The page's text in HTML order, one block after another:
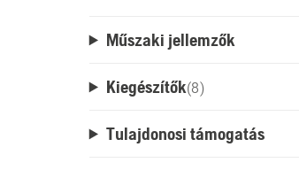
Műszaki jellemzők
Kiegészítők(8)
Tulajdonosi támogatás